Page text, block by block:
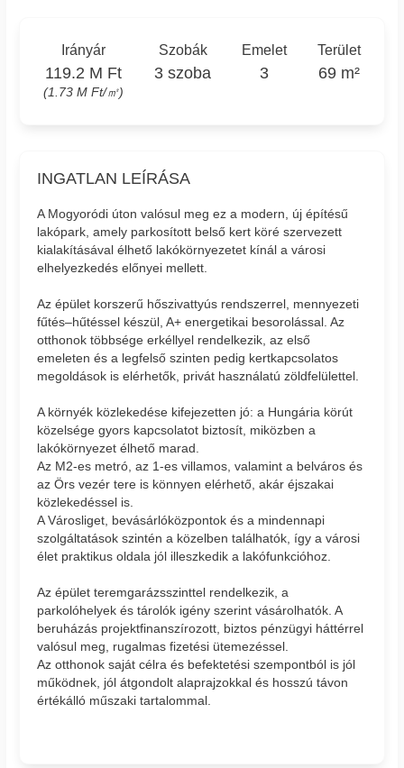
Irányár
119.2 M Ft
(1.73 M Ft/㎡)
Szobák
3 szoba
Emelet
3
Terület
69 m²
INGATLAN LEÍRÁSA
A Mogyoródi úton valósul meg ez a modern, új építésű
lakópark, amely parkosított belső kert köré szervezett
kialakításával élhető lakókörnyezetet kínál a városi
elhelyezkedés előnyei mellett.
Az épület korszerű hőszivattyús rendszerrel, mennyezeti
fűtés–hűtéssel készül, A+ energetikai besorolással. Az
otthonok többsége erkéllyel rendelkezik, az első
emeleten és a legfelső szinten pedig kertkapcsolatos
megoldások is elérhetők, privát használatú zöldfelülettel.
A környék közlekedése kifejezetten jó: a Hungária körút
közelsége gyors kapcsolatot biztosít, miközben a
lakókörnyezet élhető marad.
Az M2-es metró, az 1-es villamos, valamint a belváros és
az Örs vezér tere is könnyen elérhető, akár éjszakai
közlekedéssel is.
A Városliget, bevásárlóközpontok és a mindennapi
szolgáltatások szintén a közelben találhatók, így a városi
élet praktikus oldala jól illeszkedik a lakófunkcióhoz.
Az épület teremgarázsszinttel rendelkezik, a
parkolóhelyek és tárolók igény szerint vásárolhatók. A
beruházás projektfinanszírozott, biztos pénzügyi háttérrel
valósul meg, rugalmas fizetési ütemezéssel.
Az otthonok saját célra és befektetési szempontból is jól
működnek, jól átgondolt alaprajzokkal és hosszú távon
értékálló műszaki tartalommal.